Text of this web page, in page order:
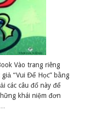
Vào trang riêng
giả “Vui Để Học” bằng
các câu đố này để
khái niệm đơn